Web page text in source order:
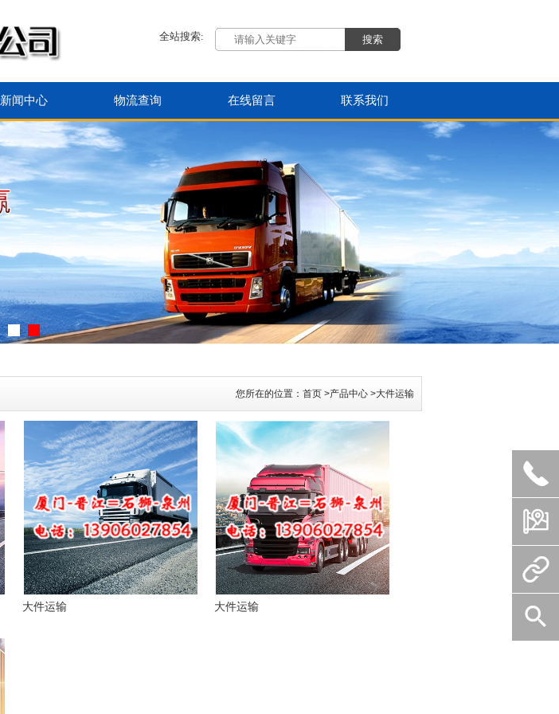




全站搜索:
新闻中心 物流查询 在线留言 联系我们
您所在的位置： 首页 >产品中心 >大件运输
大件运输 大件运输